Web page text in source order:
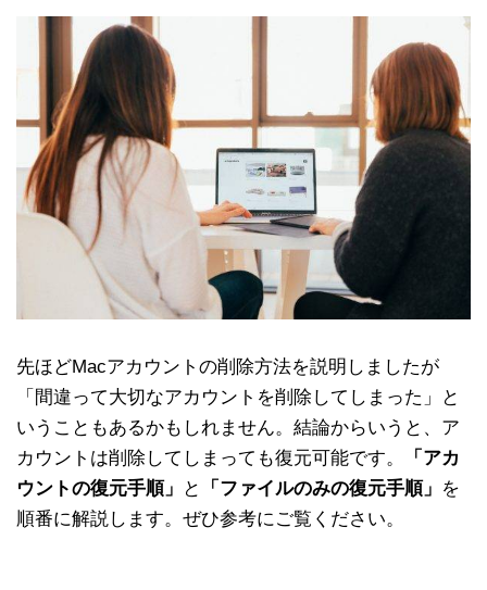
先ほどMacアカウントの削除方法を説明しましたが
「間違って大切なアカウントを削除してしまった」と
いうこともあるかもしれません。結論からいうと、ア
カウントは削除してしまっても復元可能です。
「アカ
ウントの復元手順」
と 「ファイルのみの復元手順」 を
順番に解説します。ぜひ参考にご覧ください。